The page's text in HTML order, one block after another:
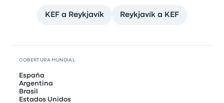
KEF a Reykjavík Reykjavík a KEF
COBERTURA MUNDIAL
España
Argentina
Brasil
Estados Unidos